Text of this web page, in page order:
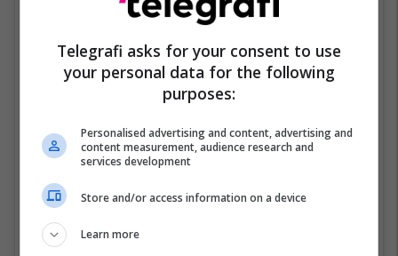
View this post on Instagram
Telegrafi asks for your consent to use
your personal data for the following
purposes:
Personalised advertising and content, advertising and
content measurement, audience research and
services development
Store and/or access information on a device
Learn more